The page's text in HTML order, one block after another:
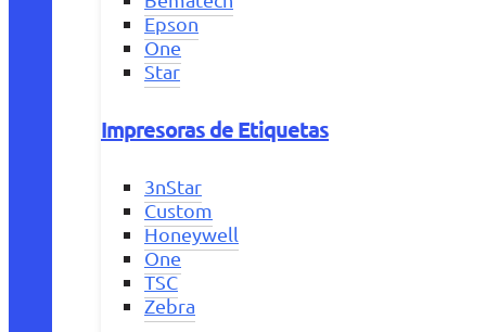
Epson
One
Star
Impresoras de Etiquetas
3nStar
Custom
Honeywell
One
TSC
Zebra